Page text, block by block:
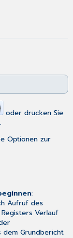
oder drücken Sie
Optionen zur
:
Aufruf des
Verlauf
dem Grundbericht